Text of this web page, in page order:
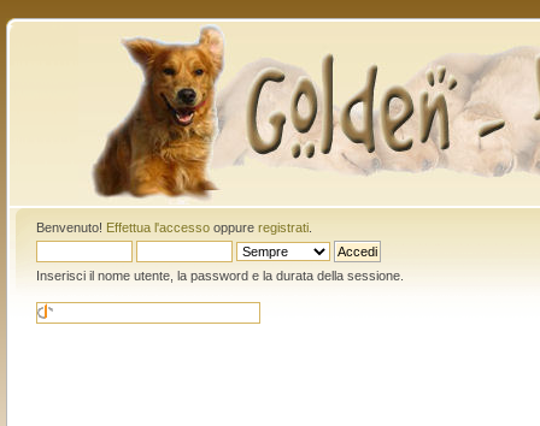
Benvenuto! Effettua l'accessooppure registrati.
Inserisci il nome utente, la password e la durata della sessione.